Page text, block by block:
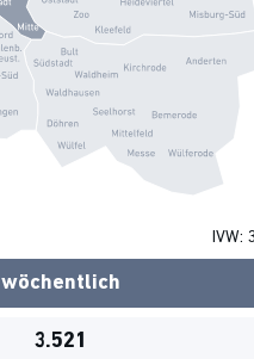
IVW:
wöchentlich
3.521